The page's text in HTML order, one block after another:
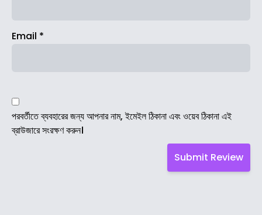
Email *
পরবর্তীতে ব্যবহারের জন্য আপনার নাম, ইমেইল ঠিকানা এবং ওয়েব ঠিকানা এই
ব্রাউজারে সংরক্ষণ করুন।